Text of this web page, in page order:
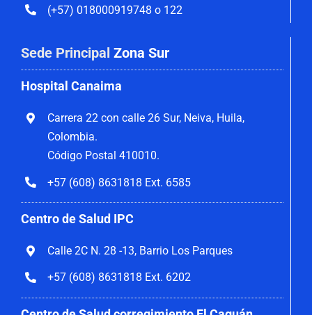
(+57) 018000919748 o 122
Sede Principal Zona Sur
Hospital Canaima
Carrera 22 con calle 26 Sur, Neiva, Huila,
Colombia.
Código Postal 410010.
+57 (608) 8631818 Ext. 6585
Centro de Salud IPC
Calle 2C N. 28 -13, Barrio Los Parques
+57 (608) 8631818 Ext. 6202